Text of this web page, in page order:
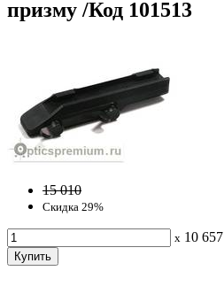
призму /Код 101513
15 010
Скидка 29%
x 10 657